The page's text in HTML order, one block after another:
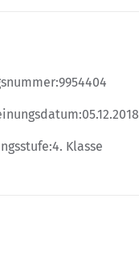
9954404
05.12.2018
4. Klasse